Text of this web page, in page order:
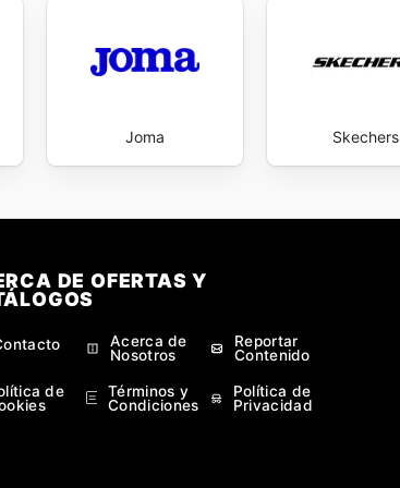
Nike's weekly ads and enjoy exclusive
Joma Skechers
DE OFERTAS Y
Acerca de
Nosotros
Reportar
Contenido
de
Términos y
Condiciones
Política de
Privacidad